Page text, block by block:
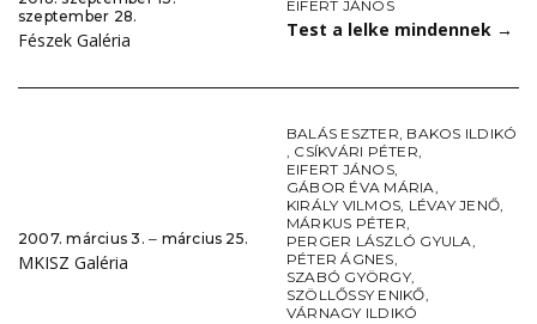
szeptember 28.
Fészek Galéria
EIFERT JÁNOS
Test a lelke mindennek →
2007. március 3. ‒ március 25.
MKISZ Galéria
BALÁS ESZTER, BAKOS ILDIKÓ
, CSÍKVÁRI PÉTER,
EIFERT JÁNOS,
GÁBOR ÉVA MÁRIA,
KIRÁLY VILMOS, LÉVAY JENŐ,
MÁRKUS PÉTER,
PERGER LÁSZLÓ GYULA,
PÉTER ÁGNES,
SZABÓ GYÖRGY,
SZÖLLŐSSY ENIKŐ,
VÁRNAGY ILDIKÓ